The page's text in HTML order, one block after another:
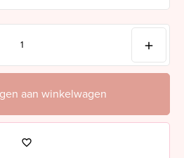
aan winkelwagen